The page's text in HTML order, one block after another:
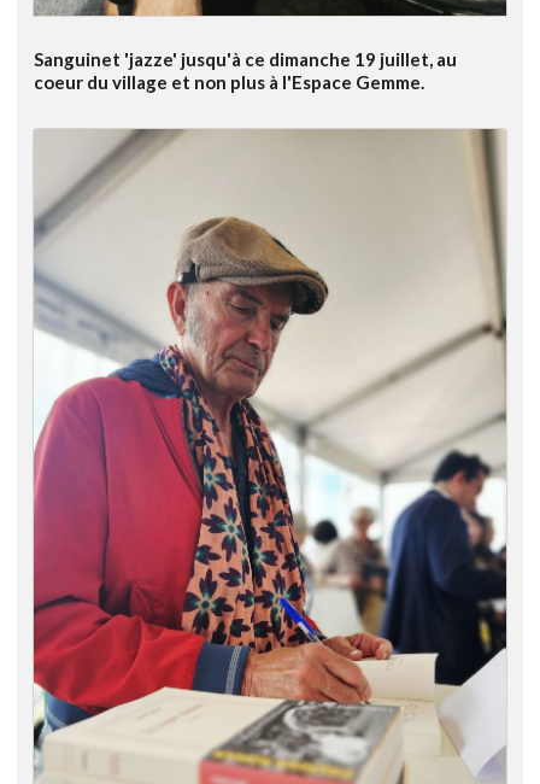
Sanguinet 'jazze' jusqu'à ce dimanche 19 juillet, au
coeur du village et non plus à l'Espace Gemme.